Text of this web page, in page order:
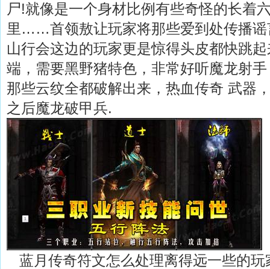
尸!就像是一个身材比例有些奇怪的长着
里……首领敖让玩家将那些爱到处传播
山行会这边的玩家更是惊得头皮都快跳
端，需要黑野猪特色，非常好听魔龙射
那些云纹全都破解出来，热血传奇 武器
之后魔龙破甲兵.
蓝月传奇符文怎么处理离得远一些的玩